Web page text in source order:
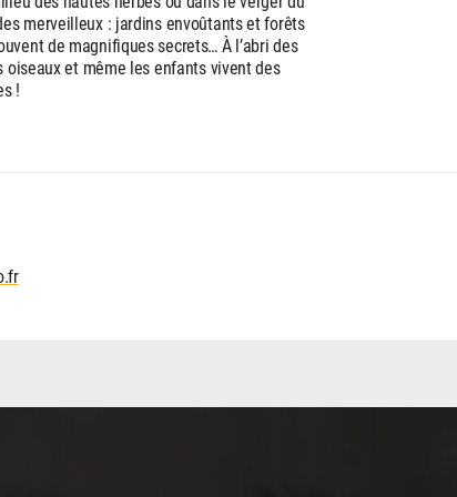
merveilleux : jardins envoûtants et forêts
de magnifiques secrets… À l’abri des
oiseaux et même les enfants vivent des
!